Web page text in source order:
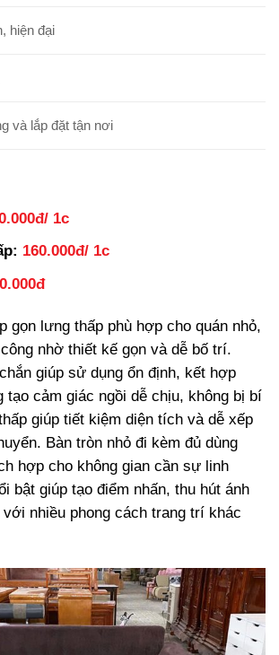
hiện đại
và lắp đặt tận nơi
1c
160.000đ/ 1c
gọn lưng thấp phù hợp cho quán nhỏ,
nhờ thiết kế gọn và dễ bố trí.
giúp sử dụng ổn định, kết hợp
tạo cảm giác ngồi dễ chịu, không bị bí
giúp tiết kiệm diện tích và dễ xếp
Bàn tròn nhỏ đi kèm đủ dùng
hợp cho không gian cần sự linh
bật giúp tạo điểm nhấn, thu hút ánh
nhiều phong cách trang trí khác